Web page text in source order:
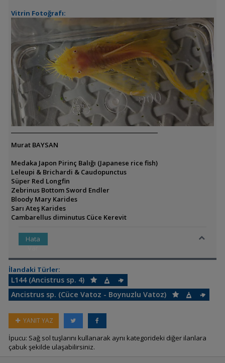
Vitrin Fotoğrafı:
Murat BAYSAN
Medaka Japon Pirinç Balığı (Japanese rice fish)
Leleupi & Brichardi & Caudopunctus
Süper Red Longfin
Zebrinus Bottom Sword Endler
Bloody Mary Karides
Sarı Ateş Karides
Cambarellus diminutus Cüce Kerevit
Hata
Var
İlandaki Türler:
L144 (Ancistrus sp. 4)
Ancistrus sp. (Cüce Vatoz - Boynuzlu Vatoz)
YANIT YAZ
İpucu: Sağ sol tuşlarını kullanarak aynı kategorideki diğer ilanlara
çabuk şekilde ulaşabilirsiniz.